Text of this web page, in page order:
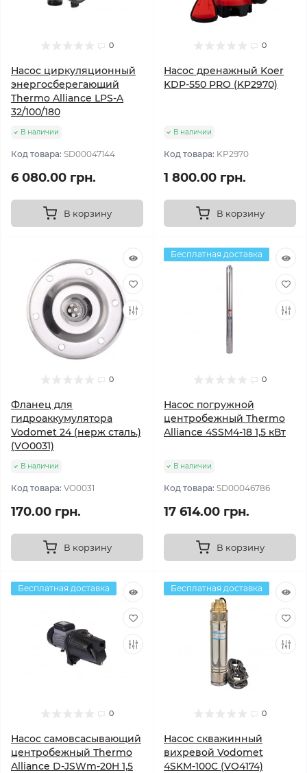
0
Насос циркуляционный
энергосберегающий
Thermo Alliance LPS-A
32/100/180
В наличии
Код товара: SD00047144
6 080.00 грн.
В корзину
0
Насос дренажный Koer
KDP-550 PRO (KP2970)
В наличии
Код товара: KP2970
1 800.00 грн.
В корзину
0
Фланец для
гидроаккумулятора
Vodomet 24 (нерж сталь.)
(VO0031)
В наличии
Код товара: VO0031
170.00 грн.
В корзину
Бесплатная доставка
0
Насос погружной
центробежный Thermo
Alliance 4SSM4-18 1,5 кВт
В наличии
Код товара: SD00046786
17 614.00 грн.
В корзину
Бесплатная доставка
0
Насос самовсасывающий
центробежный Thermo
Alliance D-JSWm-20H 1,5
Бесплатная доставка
0
Насос скважинный
вихревой Vodomet
4SKM-100C (VO4174)